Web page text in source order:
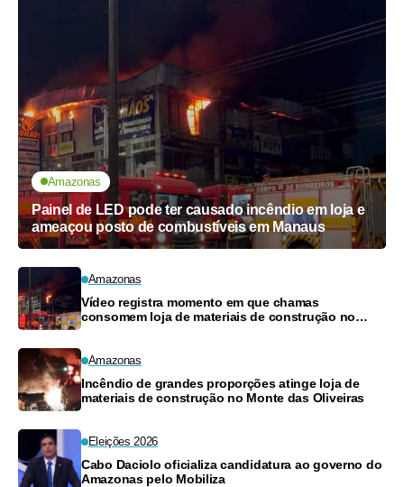
Amazonas
Painel de LED pode ter causado incêndio em loja e
ameaçou posto de combustíveis em Manaus
Amazonas
Vídeo registra momento em que chamas
consomem loja de materiais de construção no
Amazonas
Incêndio de grandes proporções atinge loja de
materiais de construção no Monte das Oliveiras
Eleições 2026
Cabo Daciolo oficializa candidatura ao governo do
Amazonas pelo Mobiliza